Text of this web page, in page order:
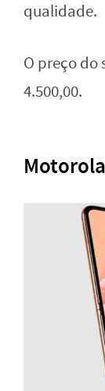
qualidade.
O preço do
4.500,00.